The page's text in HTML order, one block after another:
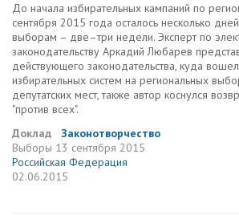
До начала избирательных кампаний по
сентября 2015 года осталось несколько
выборам – две–три недели. Эксперт по
законодательству Аркадий Любарев
действующего законодательства, куда
избирательных систем на региональных
депутатских мест, также автор коснулся
"против всех".
Доклад
Законотворчество
Выборы 13 сентября 2015
Российская Федерация
02.06.2015